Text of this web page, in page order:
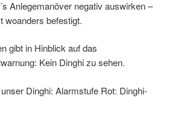
Anlegemanöver negativ auswirken –
woanders befestigt.
gibt in Hinblick auf das
Kein Dinghi zu sehen.
Dinghi: Alarmstufe Rot: Dinghi-